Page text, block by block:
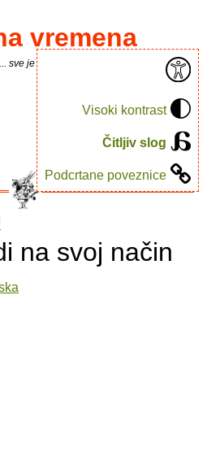
Visoki kontrast
Čitljiv slog
Podcrtane poveznice
vremena
sve je puno knjiga.
na svoj način